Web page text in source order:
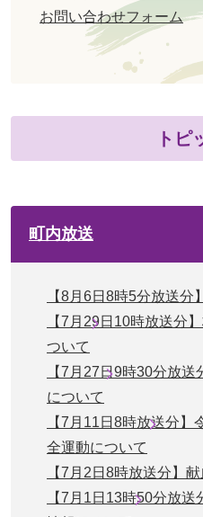
お問い合わせフォーム
トピ
町内放送
【8月6日8時5分放送分
【7月29日10時放送分
ついて
【7月27日9時30分放
について
【7月11日8時放送分
全運動について
【7月2日8時放送分】
【7月1日13時50分放